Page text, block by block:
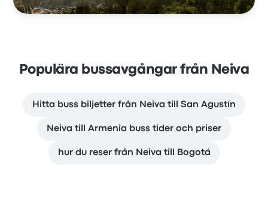
Populära bussavgångar från Neiva
Hitta buss biljetter från Neiva till San Agustín
Neiva till Armenia buss tider och priser
hur du reser från Neiva till Bogotá